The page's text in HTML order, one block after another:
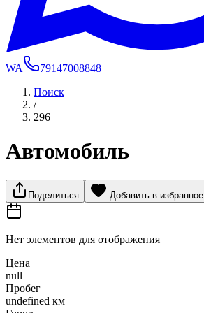
WA
79147008848
Поиск
/
296
Автомобиль
Поделиться Добавить в избранное
Нет элементов для отображения
Цена
null
Пробег
undefined км